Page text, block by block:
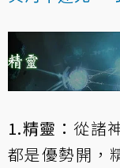
1.精靈： 從諸
都是優勢開，